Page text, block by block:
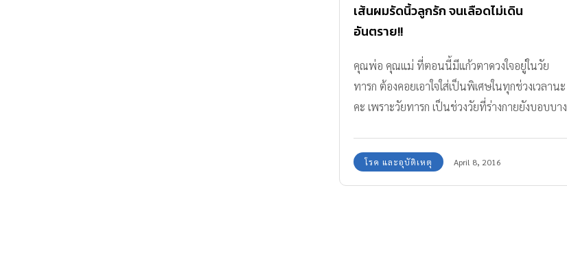
เส้นผมรัดนิ้วลูกรัก จนเลือดไม่เดิน
อันตราย!!
คุณพ่อ คุณแม่ ที่ตอนนี้มีแก้วตาดวงใจอยู่ในวัย
ทารก ต้องคอยเอาใจใส่เป็นพิเศษในทุกช่วงเวลานะ
คะ เพราะวัยทารก เป็นช่วงวัยที่ร่างกายยังบอบบาง
tourniquet syndrome ซึ่งเป็นเรื่องใกล้ตัว เมื่อ
เส้นผมรัดนิ้ว จนเลือดไม่เดิน มาฝากค่ะ
โรค และอุบัติเหตุ April 8, 2016